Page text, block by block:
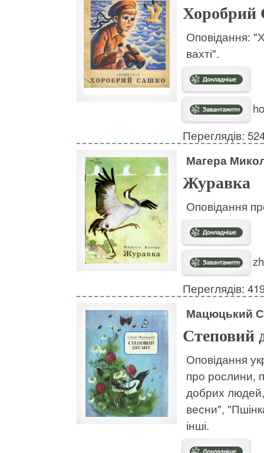
Хоробрий
Оповідання:
вахті".
Переглядів:
Магера
Журавка
Оповідання
Переглядів:
Мацюцький
Степовий
Оповідання
про рослини,
добрих
весни",
інші.